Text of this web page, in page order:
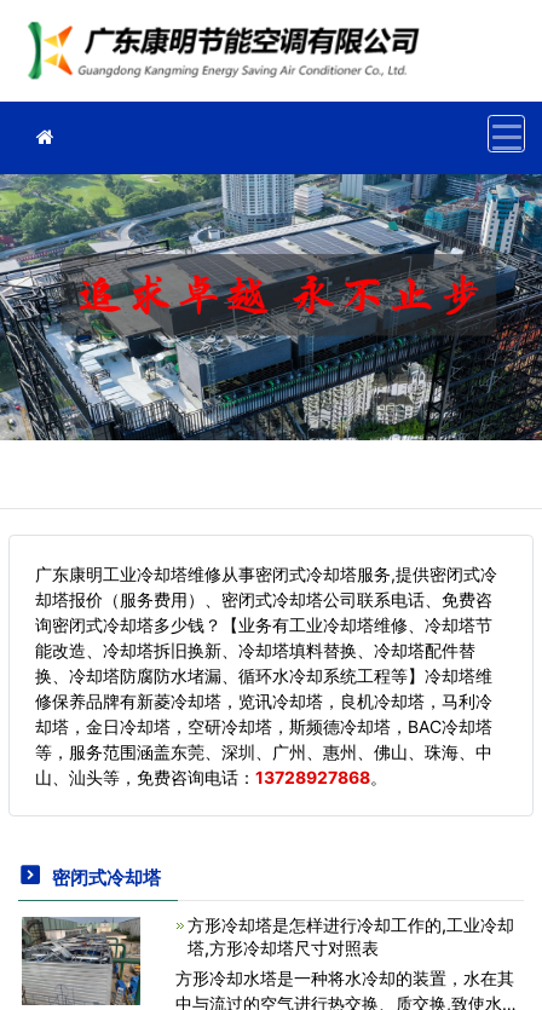
广东康明工业冷却塔维修从事密闭式冷却塔服务,提供密闭式冷
却塔报价（服务费用）、密闭式冷却塔公司联系电话、免费咨
询密闭式冷却塔多少钱？【业务有工业冷却塔维修、冷却塔节
能改造、冷却塔拆旧换新、冷却塔填料替换、冷却塔配件替
换、冷却塔防腐防水堵漏、循环水冷却系统工程等】冷却塔维
修保养品牌有新菱冷却塔，览讯冷却塔，良机冷却塔，马利冷
却塔，金日冷却塔，空研冷却塔，斯频德冷却塔，BAC冷却塔
等，服务范围涵盖东莞、深圳、广州、惠州、佛山、珠海、中
山、汕头等， 免费咨询电话： 13728927868。
密闭式冷却塔
方形冷却塔是怎样进行冷却工作的,工业冷却
塔,方形冷却塔尺寸对照表
方形冷却水塔是一种将水冷却的装置，水在其
中与流过的空气进行热交换、质交换,致使水温